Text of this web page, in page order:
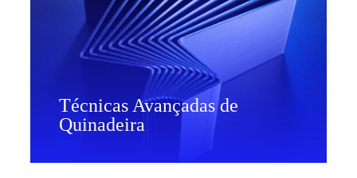
Técnicas Avançadas de
Quinadeira